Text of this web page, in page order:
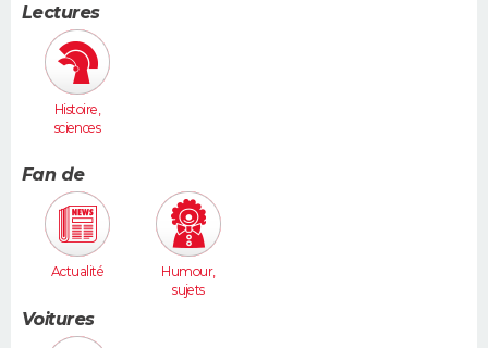
Lectures
Histoire,
sciences
Fan de
Actualité
Humour,
sujets
Voitures